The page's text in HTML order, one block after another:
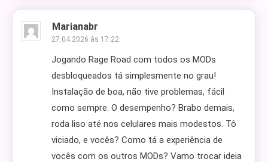
Marianabr
27.04.2026 às 17:22
Jogando Rage Road com todos os MODs
desbloqueados tá simplesmente no grau!
Instalação de boa, não tive problemas, fácil
como sempre. O desempenho? Brabo demais,
roda liso até nos celulares mais modestos. Tô
viciado, e vocês? Como tá a experiência de
vocês com os outros MODs? Vamo trocar ideia